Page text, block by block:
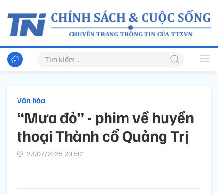
Văn hóa
“Mưa đỏ” - phim về huyền
thoại Thành cổ Quảng Trị
23/07/2025 20:50’